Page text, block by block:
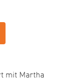
mit Martha